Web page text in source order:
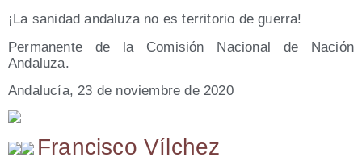
¡La sani­dad anda­lu­za no es terri­to­rio de guerra!
Per­ma­nen­te de la Comi­sión Nacio­nal de Nación
Andaluza.
Anda­lu­cía, 23 de noviem­bre de 2020
Francisco Vílchez